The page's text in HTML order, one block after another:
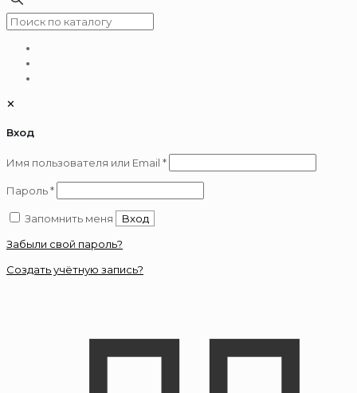
✕
Вход
Имя пользователя или Email *Обязательно
Пароль*Обязательно
Запомнить меня
Вход
Забыли свой пароль?
Создать учётную запись?